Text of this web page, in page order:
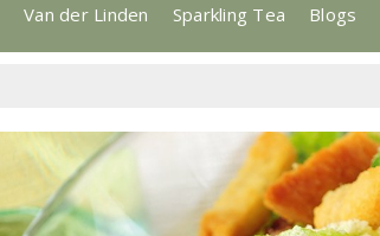
Van der Linden Sparkling Tea Blogs